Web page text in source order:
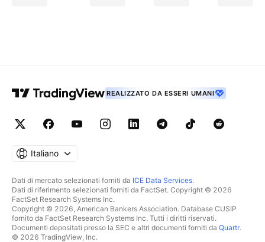
REALIZZATO DA ESSERI UMANI
Italiano
Dati di mercato selezionati forniti da ICE Data Services.
Dati di riferimento selezionati forniti da FactSet. Copyright © 2026
FactSet Research Systems Inc.
Copyright © 2026, American Bankers Association. Database CUSIP
fornito da FactSet Research Systems Inc. Tutti i diritti riservati.
Documenti depositati presso la SEC e altri documenti forniti da Quartr.
© 2026 TradingView, Inc.